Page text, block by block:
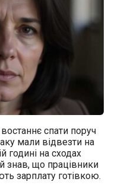
спати поруч
мали відвезти на
годині на сходах
знав, що працівники
зарплату готівкою.